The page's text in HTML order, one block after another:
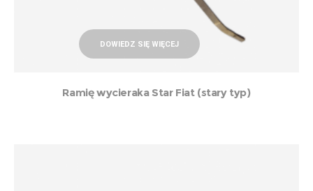
DOWIEDZ SIĘ WIĘCEJ
Ramię wycieraka Star Fiat (stary typ)